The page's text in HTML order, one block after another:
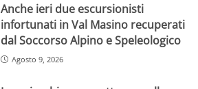
Anche ieri due escursionisti
infortunati in Val Masino recuperati
dal Soccorso Alpino e Speleologico
Agosto 9, 2026